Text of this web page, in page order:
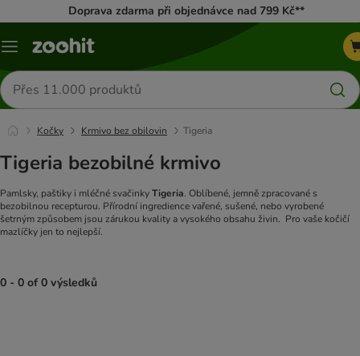
Doprava zdarma při objednávce nad 799 Kč**
Menu
Hledat
produkty
Kočky Krmivo bez obilovin Tigeria
Tigeria bezobilné krmivo
Pamlsky, paštiky i mléčné svačinkyTigeria. Oblíbené, jemně zpracované s
bezobilnou recepturou. Přírodní ingredience vařené, sušené, nebo vyrobené
šetrným způsobem jsou zárukou kvality a vysokého obsahu živin. Pro vaše kočičí
mazlíčky jen to nejlepší.
0 - 0 of 0 výsledků